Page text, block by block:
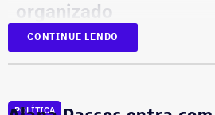
organizado
Segundo a prefeitura, os
tinham potencial para gerar cerca
estavam carnes, milho, frutas e
CONTINUE LENDO
POLÍTICA